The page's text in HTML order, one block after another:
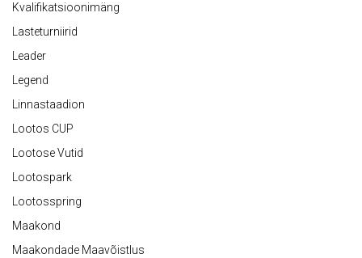
Kvalifikatsioonimäng
Lasteturniirid
Leader
Legend
Linnastaadion
Lootos CUP
Lootose Vutid
Lootospark
Lootosspring
Maakond
Maakondade Maavõistlus